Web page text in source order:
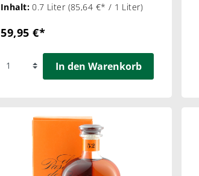
Inhalt:0.7 Liter (85,64 €* / 1 Liter)
59,95 €*
In den Warenkorb